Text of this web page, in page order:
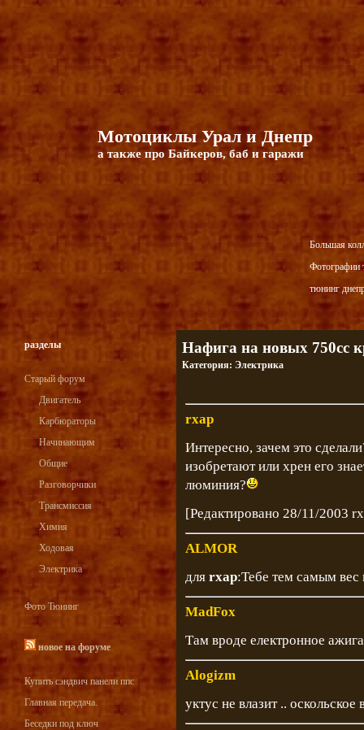
Мотоциклы Урал и Днепр
а также про Байкеров, баб и гаражи
Большая
Фотографии
тюнинг
разделы
Старый форум
Двигатель
Карбюраторы
Начинающим
Общие
Разговорчики
Трансмиссия
Химия
Ходовая
Электрика
Фото Тюнинг
новое на форуме
Купить сэндвич панели ппс
Главная передача.
Беседки под ключ
Нафига на новых 750сс
Категория: Электрика
rxap
Интересно, зачем это
изобретают или хрен его
люминия?
[Редактировано 28/11/2003
ALMOR
для rxap:Тебе тем самым
MadFox
Там вроде електронное
Alogizm
уктус не влазит ..